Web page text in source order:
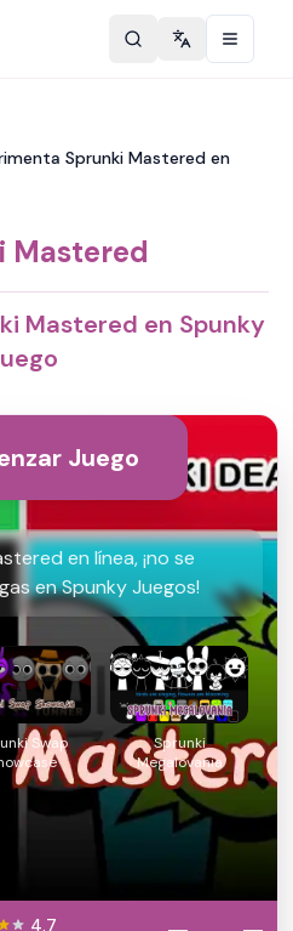
Change
Sprunki Mastered en
Mastered
Mastered en Spunky
Juego
en línea, ¡no se
en Spunky Juegos!
Swap
Sprunki
Megalovania
4.7